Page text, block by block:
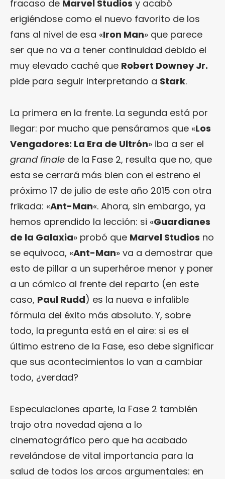
fracaso de Marvel Studios y acabó
erigiéndose como el nuevo favorito de los
fans al nivel de esa «Iron Man» que parece
ser que no va a tener continuidad debido el
muy elevado caché que Robert Downey Jr.
pide para seguir interpretando a Stark.
La primera en la frente. La segunda está por
llegar: por mucho que pensáramos que «Los
Vengadores: La Era de Ultrón» iba a ser el
grand finale de la Fase 2, resulta que no, que
esta se cerrará más bien con el estreno el
próximo 17 de julio de este año 2015 con otra
frikada: «Ant-Man«. Ahora, sin embargo, ya
hemos aprendido la lección: si «Guardianes
de la Galaxia» probó que Marvel Studios no
se equivoca, «Ant-Man» va a demostrar que
esto de pillar a un superhéroe menor y poner
a un cómico al frente del reparto (en este
caso, Paul Rudd) es la nueva e infalible
fórmula del éxito más absoluto. Y, sobre
todo, la pregunta está en el aire: si es el
último estreno de la Fase, eso debe significar
que sus acontecimientos lo van a cambiar
todo, ¿verdad?
Especulaciones aparte, la Fase 2 también
trajo otra novedad ajena a lo
cinematográfico pero que ha acabado
revelándose de vital importancia para la
salud de todos los arcos argumentales: en